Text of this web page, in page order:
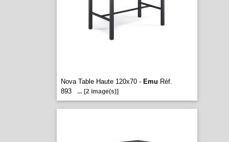
Nova Table Haute 120x70 - Emu Réf.
893
... [2 image(s)]